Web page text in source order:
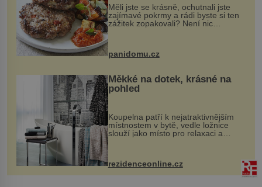
Měli jste se krásně, ochutnali jste
zajímavé pokrmy a rádi byste si ten
zážitek zopakovali? Není nic
snazšího. Pljeskavica (10 porcí)
Možná jste ji ochutnali na dovolené v
panidomu.cz
Měkké na dotek, krásné na
pohled
Koupelna patří k nejatraktivnějším
místnostem v bytě, vedle ložnice
slouží jako místo pro relaxaci a
odpočinek. Koupelnový textil –
ručníky, osušky a koberečky –
proutku...
rezidenceonline.cz